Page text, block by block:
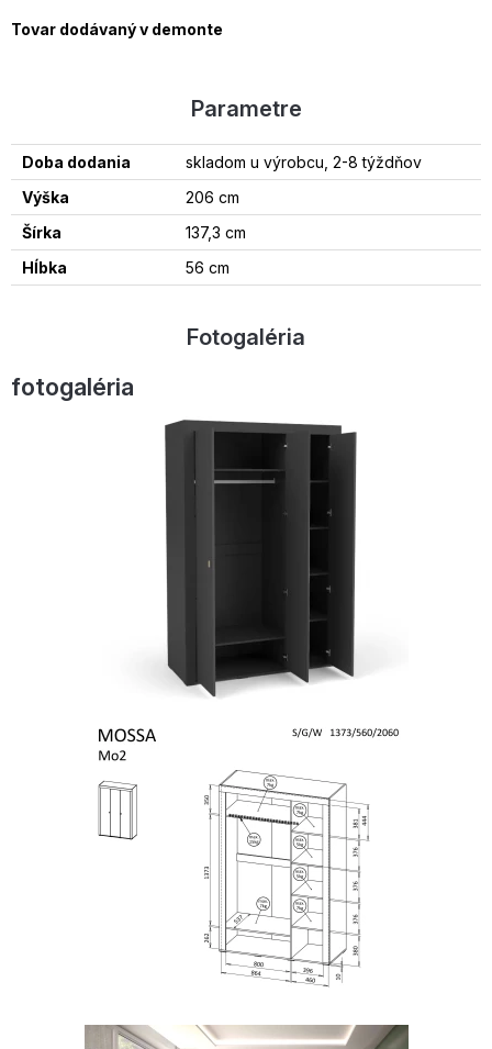
Tovar dodávaný v demonte
Parametre
Doba dodania
skladom u výrobcu, 2-8 týždňov
Výška
206 cm
Šírka
137,3 cm
Hĺbka
56 cm
Fotogaléria
fotogaléria